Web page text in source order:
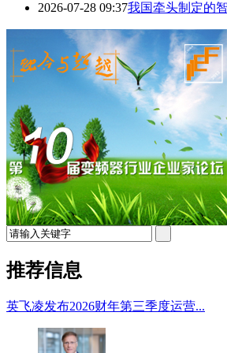
2026-07-28 09:37我国牵头制定的
推荐信息
英飞凌发布2026财年第三季度运营...